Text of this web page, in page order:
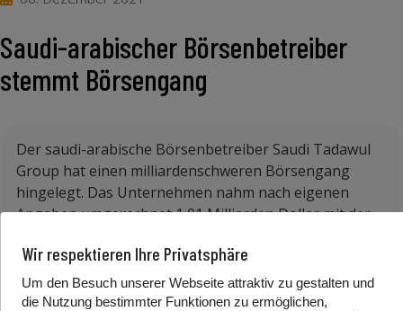
Saudi-arabischer Börsenbetreiber
stemmt Börsengang
Der saudi-arabische Börsenbetreiber Saudi Tadawul
Group hat einen milliardenschweren Börsengang
hingelegt. Das Unternehmen nahm nach eigenen
Angaben umgerechnet 1,01 Milliarden Dollar mit der
Millionen Aktien zu einem Preis von 105 Rial (24,80
Euro). Die Preisspanne hatte zwischen 95 und 105 Rial
gelegen. Die Emission sei deutlich überzeichnet
Wir respektieren Ihre Privatsphäre
Um den Besuch unserer Webseite attraktiv zu gestalten und
die Nutzung bestimmter Funktionen zu ermöglichen,